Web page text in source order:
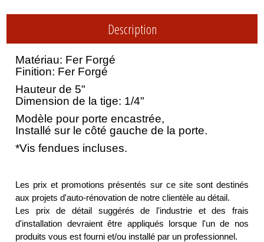
Description
Matériau: Fer Forgé
Finition: Fer Forgé
Hauteur de 5"
Dimension de la tige: 1/4"
Modèle pour porte encastrée,
Installé sur le côté gauche de la porte.
*Vis fendues incluses.
Les prix et promotions présentés sur ce site sont destinés
aux projets d'auto-rénovation de notre clientèle au détail.
Les prix de détail suggérés de l'industrie et des frais
d'installation devraient être appliqués lorsque l'un de nos
produits vous est fourni et/ou installé par un professionnel.